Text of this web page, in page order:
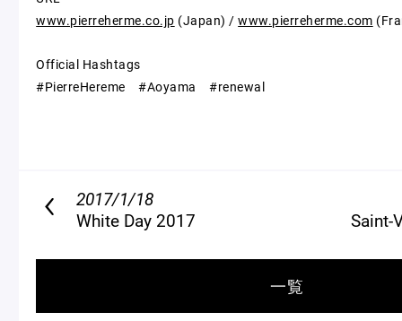
www.pierreherme.co.jp (Japan) /www.pierreherme.com
Official Hashtags
#PierreHereme #Aoyama #renewal
2017/1/18
White Day 2017
Saint-
一覧